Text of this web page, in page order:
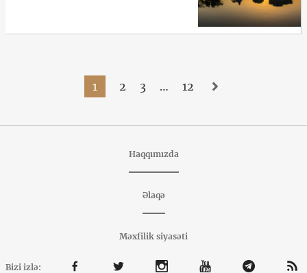
1 2 3 … 12
Haqqımızda
Əlaqə
Məxfilik siyasəti
Bizi izlə: